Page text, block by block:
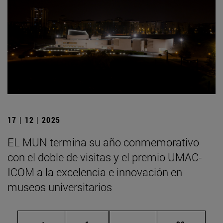
17 | 12 | 2025
EL MUN termina su año conmemorativo
con el doble de visitas y el premio UMAC-
ICOM a la excelencia e innovación en
museos universitarios